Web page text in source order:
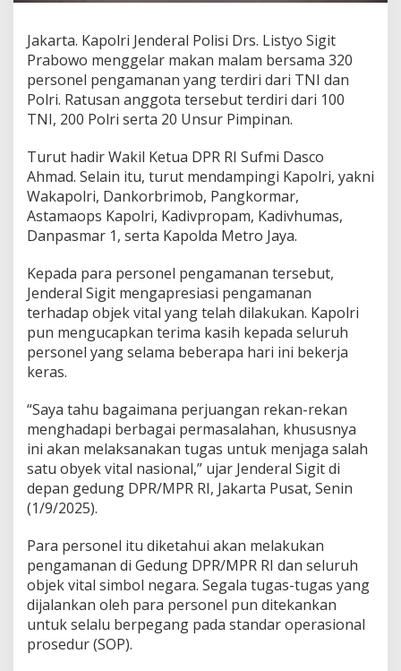
r
i
M
o
t
i
a
s
i
P
a
s
k
a
n
P
e
n
a
n
a
n
D
P
M
P
R
I
Jakarta. Kapolri Jenderal Polisi Drs. Listyo Sigit
Prabowo menggelar makan malam bersama 320
personel pengamanan yang terdiri dari TNI dan
Polri. Ratusan anggota tersebut terdiri dari 100
TNI, 200 Polri serta 20 Unsur Pimpinan.
Turut hadir Wakil Ketua DPR RI Sufmi Dasco
Ahmad. Selain itu, turut mendampingi Kapolri, yakni
Wakapolri, Dankorbrimob, Pangkormar,
Astamaops Kapolri, Kadivpropam, Kadivhumas,
Danpasmar 1, serta Kapolda Metro Jaya.
Kepada para personel pengamanan tersebut,
Jenderal Sigit mengapresiasi pengamanan
terhadap objek vital yang telah dilakukan. Kapolri
pun mengucapkan terima kasih kepada seluruh
personel yang selama beberapa hari ini bekerja
keras.
“Saya tahu bagaimana perjuangan rekan-rekan
menghadapi berbagai permasalahan, khususnya
ini akan melaksanakan tugas untuk menjaga salah
satu obyek vital nasional,” ujar Jenderal Sigit di
depan gedung DPR/MPR RI, Jakarta Pusat, Senin
(1/9/2025).
Para personel itu diketahui akan melakukan
pengamanan di Gedung DPR/MPR RI dan seluruh
objek vital simbol negara. Segala tugas-tugas yang
dijalankan oleh para personel pun ditekankan
untuk selalu berpegang pada standar operasional
prosedur (SOP).